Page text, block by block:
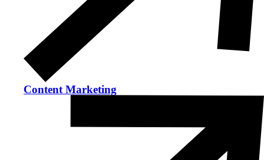
Content Marketing